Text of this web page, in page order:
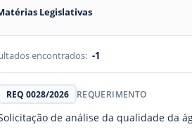
Legislativas
encontrados: -1
REQ 0028/2026 REQUERIMENTO
de análise da qualidade da